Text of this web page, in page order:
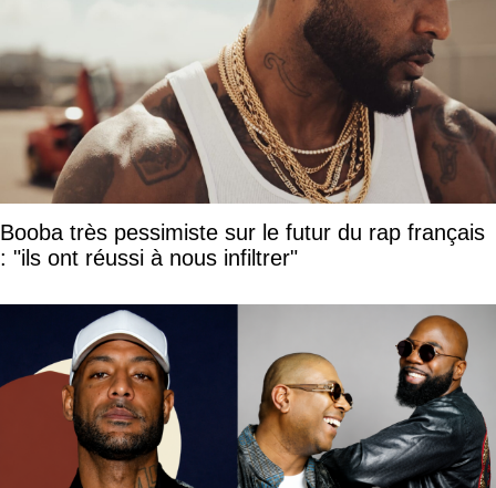
Booba très pessimiste sur le futur du rap français
: "ils ont réussi à nous infiltrer"